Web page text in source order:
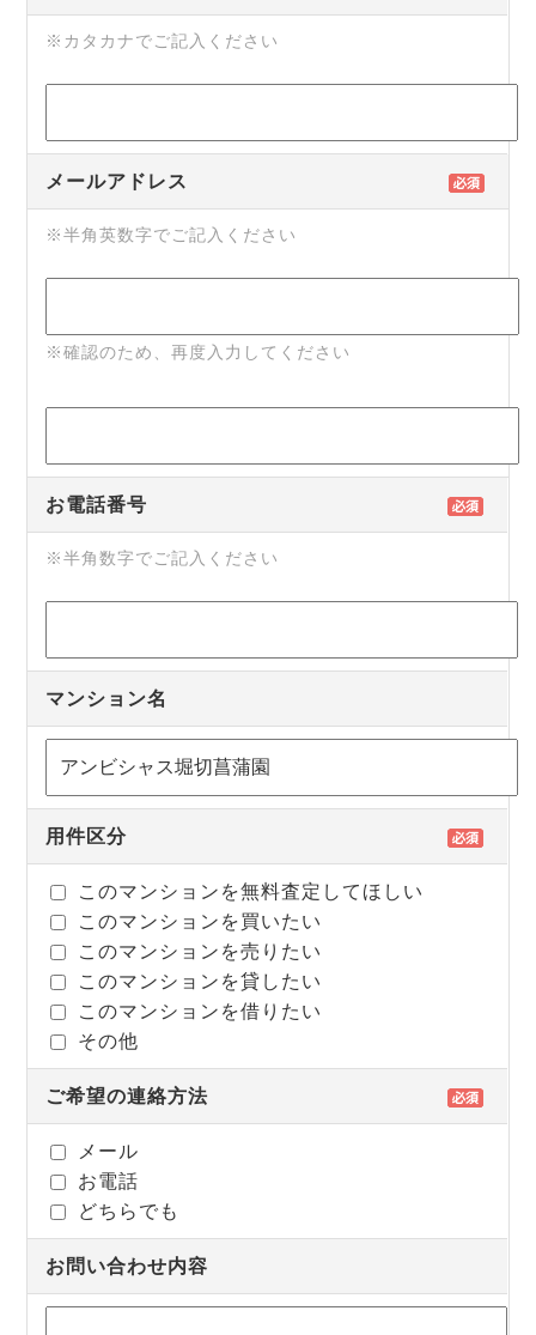
※カタカナでご記入ください
メールアドレス
※半角英数字でご記入ください
※確認のため、再度入力してください
お電話番号
※半角数字でご記入ください
マンション名
用件区分
このマンションを無料査定してほしい
このマンションを買いたい
このマンションを売りたい
このマンションを貸したい
このマンションを借りたい
その他
ご希望の連絡方法
メール
お電話
どちらでも
お問い合わせ内容